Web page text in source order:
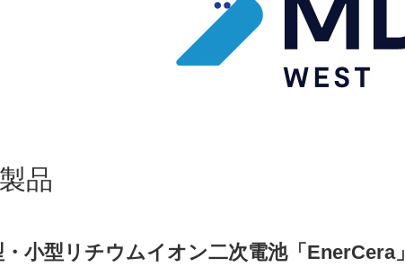
品
・小型リチウムイオン二次電池「EnerCera」